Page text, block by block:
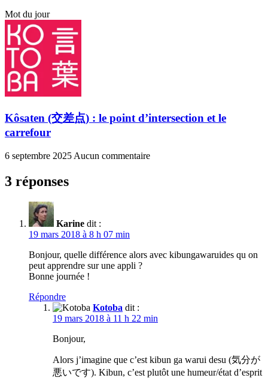
Mot du jour
Kôsaten (交差点) : le point d’intersection et le
carrefour
6 septembre 2025 Aucun commentaire
3 réponses
Karine dit :
19 mars 2018 à 8 h 07 min
Bonjour, quelle différence alors avec kibungawaruides qu on
peut apprendre sur une appli ?
Bonne journée !
Répondre
Kotoba dit :
19 mars 2018 à 11 h 22 min
Bonjour,
Alors j’imagine que c’est kibun ga warui desu (気分が
悪いです). Kibun, c’est plutôt une humeur/état d’esprit